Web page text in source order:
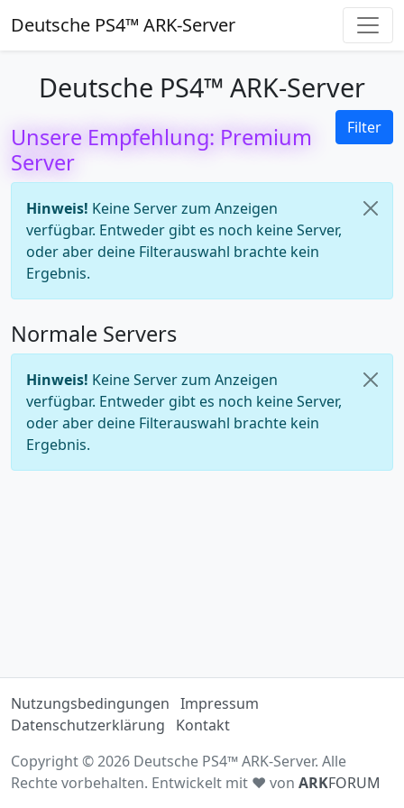
Deutsche PS4™ ARK-Server
Deutsche PS4™ ARK-Server
Filter
Unsere Empfehlung: Premium
Server
Hinweis! Keine Server zum Anzeigen
verfügbar. Entweder gibt es noch keine Server,
oder aber deine Filterauswahl brachte kein
Ergebnis.
Normale Servers
Hinweis! Keine Server zum Anzeigen
verfügbar. Entweder gibt es noch keine Server,
oder aber deine Filterauswahl brachte kein
Ergebnis.
Nutzungsbedingungen Impressum
Datenschutzerklärung
Kontakt
Copyright © 2026 Deutsche PS4™ ARK-Server. Alle
Rechte vorbehalten. Entwickelt mit ♥ von ARKFORUM